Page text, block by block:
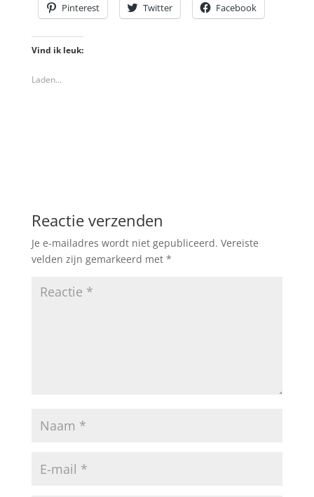
Pinterest Twitter Facebook
Vind ik leuk:
Laden...
Reactie verzenden
Je e-mailadres wordt niet gepubliceerd. Vereiste
velden zijn gemarkeerd met *